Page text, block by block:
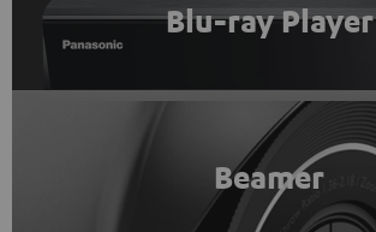
Blu-ray Player
Beamer